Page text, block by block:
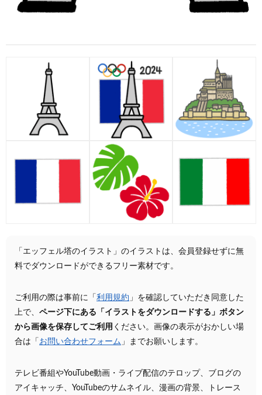
「エッフェル塔のイラスト」のイラストは、会員登録せずに無
料でダウンロードができるフリー素材です。
ご利用の際は事前に「 利用規約 」を確認していただき同意した
上で、 ページ下にある「イラストをダウンロードする」ボタン
から画像を保存してご利用 ください。画像の表示がおかしい場
合は「 お問い合わせフォーム 」までお願いします。
テレビ番組やYouTube動画・ライブ配信のテロップ、ブログの
アイキャッチ、YouTubeのサムネイル、漫画の背景、トレース